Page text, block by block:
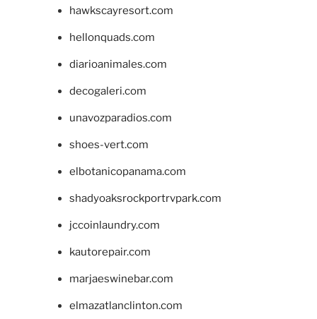
hawkscayresort.com
hellonquads.com
diarioanimales.com
decogaleri.com
unavozparadios.com
shoes-vert.com
elbotanicopanama.com
shadyoaksrockportrvpark.com
jccoinlaundry.com
kautorepair.com
marjaeswinebar.com
elmazatlanclinton.com